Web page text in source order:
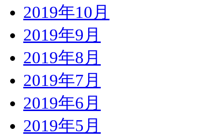
2019年10月
2019年9月
2019年8月
2019年7月
2019年6月
2019年5月